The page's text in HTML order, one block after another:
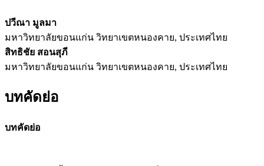
ปวีณา มูลมา
มหาวิทยาลัยขอนแก่น วิทยาเขตหนองคาย, ประเทศไทย
สิทธิชัย สอนสุภี
มหาวิทยาลัยขอนแก่น วิทยาเขตหนองคาย, ประเทศไทย
บทคัดย่อ
บทคัดย่อ